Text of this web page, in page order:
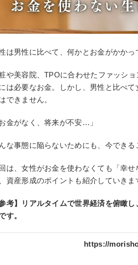
は男性に比べて、何かとお金がかかっ
や美容院、TPOに合わせたファッシ
は必要なお金。しかし、男性と比べ
できません。
お金がなく、将来が不安…」
な事態に陥らないためにも、今でき
は、女性がお金を使わなくても「幸
資産形成のポイントも紹介していき
参考】リアルタイムで世界経済を俯瞰
す。
https://